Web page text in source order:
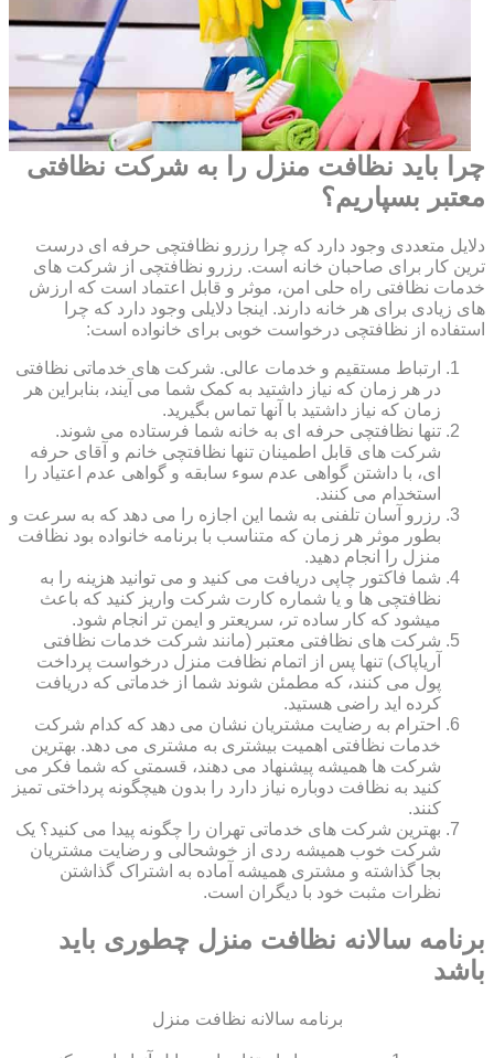
چرا باید نظافت منزل را به شرکت نظافتی
معتبر بسپاریم؟
دلایل متعددی وجود دارد که چرا رزرو نظافتچی حرفه ای درست
ترین کار برای صاحبان خانه است. رزرو نظافتچی از شرکت های
خدمات نظافتی راه حلی امن، موثر و قابل اعتماد است که ارزش
های زیادی برای هر خانه دارند. اینجا دلایلی وجود دارد که چرا
استفاده از نظافتچی درخواست خوبی برای خانواده است:
ارتباط مستقیم و خدمات عالی. شرکت های خدماتی نظافتی
در هر زمان که نیاز داشتید به کمک شما می آیند، بنابراین هر
زمان که نیاز داشتید با آنها تماس بگیرید.
تنها نظافتچی حرفه ای به خانه شما فرستاده می شوند.
شرکت های قابل اطمینان تنها نظافتچی خانم و آقای حرفه
ای، با داشتن گواهی عدم سوء سابقه و گواهی عدم اعتیاد را
استخدام می کنند.
رزرو آسان تلفنی به شما این اجازه را می دهد که به سرعت و
بطور موثر هر زمان که متناسب با برنامه خانواده بود نظافت
منزل را انجام دهید.
شما فاکتور چاپی دریافت می کنید و می توانید هزینه را به
نظافتچی ها و یا شماره کارت شرکت واریز کنید که باعث
میشود که کار ساده تر، سریعتر و ایمن تر انجام شود.
شرکت های نظافتی معتبر (مانند شرکت خدمات نظافتی
آریاپاک) تنها پس از اتمام نظافت منزل درخواست پرداخت
پول می کنند، که مطمئن شوند شما از خدماتی که دریافت
کرده اید راضی هستید.
احترام به رضایت مشتریان نشان می دهد که کدام شرکت
خدمات نظافتی اهمیت بیشتری به مشتری می دهد. بهترین
شرکت ها همیشه پیشنهاد می دهند، قسمتی که شما فکر می
کنید به نظافت دوباره نیاز دارد را بدون هیچگونه پرداختی تمیز
کنند.
بهترین شرکت های خدماتی تهران را چگونه پیدا می کنید؟ یک
شرکت خوب همیشه ردی از خوشحالی و رضایت مشتریان
بجا گذاشته و مشتری همیشه آماده به اشتراک گذاشتن
نظرات مثبت خود با دیگران است.
برنامه سالانه نظافت منزل چطوری باید
باشد
برنامه سالانه نظافت منزل